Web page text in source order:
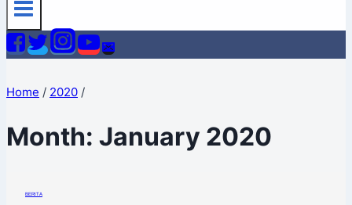
Home / 2020 /
Month: January 2020
BERITA